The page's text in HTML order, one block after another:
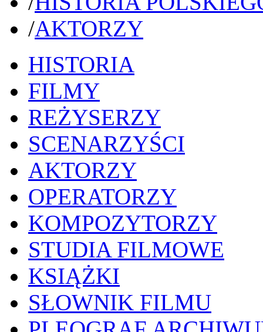
/AKTORZY
HISTORIA
FILMY
REŻYSERZY
SCENARZYŚCI
AKTORZY
OPERATORZY
KOMPOZYTORZY
STUDIA FILMOWE
KSIĄŻKI
SŁOWNIK FILMU